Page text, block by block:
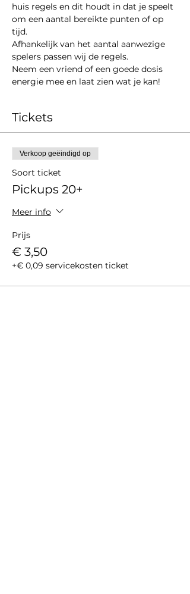
huis regels en dit houdt in dat je speelt
om een aantal bereikte punten of op
tijd.
Afhankelijk van het aantal aanwezige
spelers passen wij de regels.
Neem een vriend of een goede dosis
energie mee en laat zien wat je kan!
Tickets
Verkoop geëindigd op
Soort ticket
Pickups 20+
Meer info
Prijs
€ 3,50
+€ 0,09 servicekosten ticket